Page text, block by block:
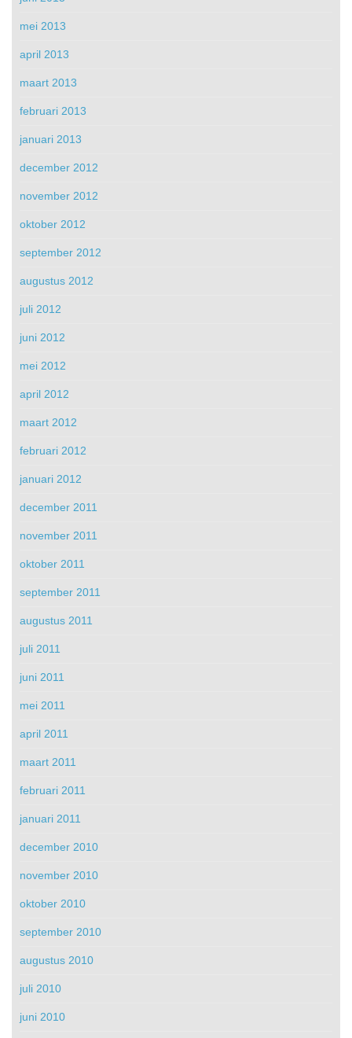
mei 2013
april 2013
maart 2013
februari 2013
januari 2013
december 2012
november 2012
oktober 2012
september 2012
augustus 2012
juli 2012
juni 2012
mei 2012
april 2012
maart 2012
februari 2012
januari 2012
december 2011
november 2011
oktober 2011
september 2011
augustus 2011
juli 2011
juni 2011
mei 2011
april 2011
maart 2011
februari 2011
januari 2011
december 2010
november 2010
oktober 2010
september 2010
augustus 2010
juli 2010
juni 2010